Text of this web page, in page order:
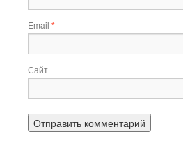
Email *
Сайт